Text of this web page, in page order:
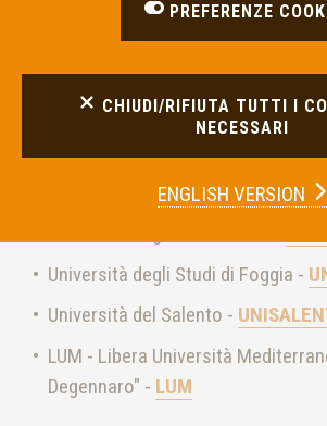
da svolgersi presso
L'iniziativa è organizzata in
Università degli Studi di Foggia -
Università del Salento -
LUM - Libera Università
Degennaro" - LUM
PREFERENZE
CHIUDI/RIFIUTA TUTTI I
NECESSARI
ENGLISH VERSION